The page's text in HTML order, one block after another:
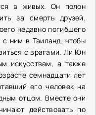
в живых. Он полон
за смерть друзей.
недавно погибшего
с ним в Таиланд, чтобы
с врагами. Ли Юн
искусствам, а также
семнадцати лет
его человек на
отцом. Вместе они
действовать по